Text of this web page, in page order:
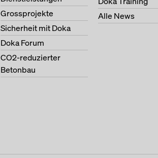
Grossprojekte
Sicherheit mit Doka
Doka Forum
CO2-reduzierter
Betonbau
Alle News